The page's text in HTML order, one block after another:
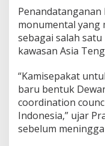
Penandatanganan
monumental yang
sebagai salah
kawasan Asia
“Kamisepakat
baru bentuk
coordination
Indonesia,” ujar
sebelum